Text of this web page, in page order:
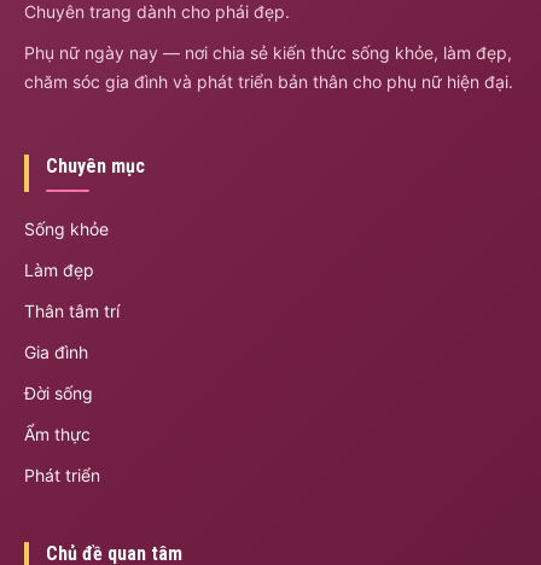
Chuyên trang dành cho phái đẹp.
Phụ nữ ngày nay — nơi chia sẻ kiến thức sống khỏe, làm đẹp,
chăm sóc gia đình và phát triển bản thân cho phụ nữ hiện đại.
Chuyên mục
Sống khỏe
Làm đẹp
Thân tâm trí
Gia đình
Đời sống
Ẩm thực
Phát triển
Chủ đề quan tâm